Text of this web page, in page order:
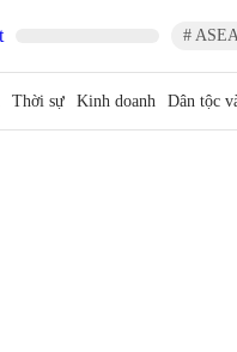
#
Thời sự Kinh doanh Dân tộc